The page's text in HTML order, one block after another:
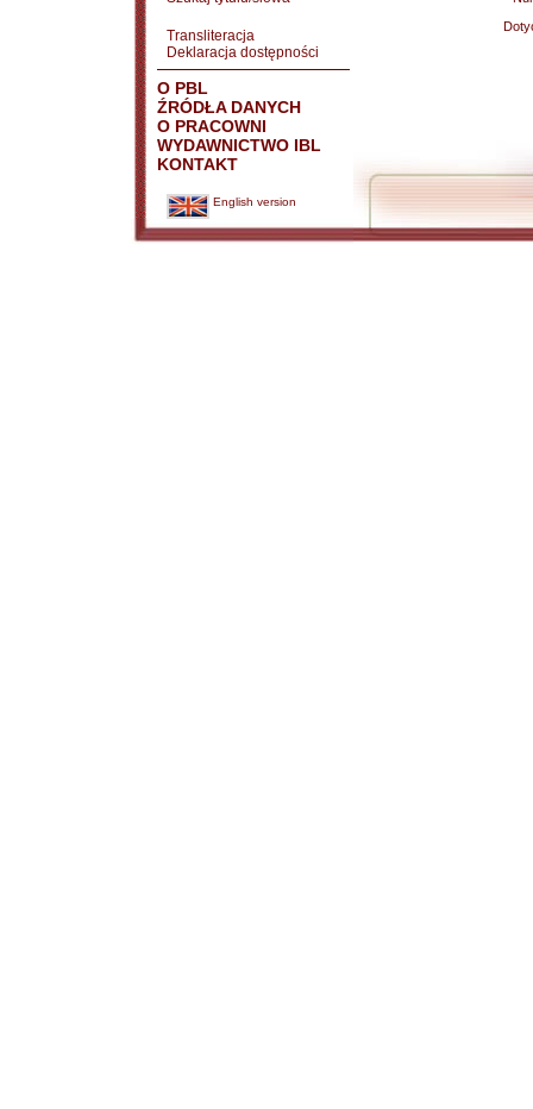
Transliteracja
Deklaracja dostępności
O PBL
ŹRÓDŁA DANYCH
O PRACOWNI
WYDAWNICTWO IBL
KONTAKT
English version